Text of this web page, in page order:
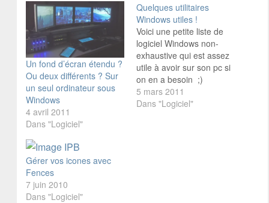
Un fond d’écran étendu ?
Ou deux différents ? Sur
un seul ordinateur sous
Windows
4 avril 2011
Dans "Logiciel"
Quelques utilitaires
Windows utiles !
Voici une petite liste de
logiciel Windows non-
exhaustive qui est assez
utile à avoir sur son pc si
on en a besoin ;)
DIVERS : :arrow:
µTorrent : le client pour
5 mars 2011
Dans "Logiciel"
Gérer vos icones avec
Fences
7 juin 2010
Dans "Logiciel"